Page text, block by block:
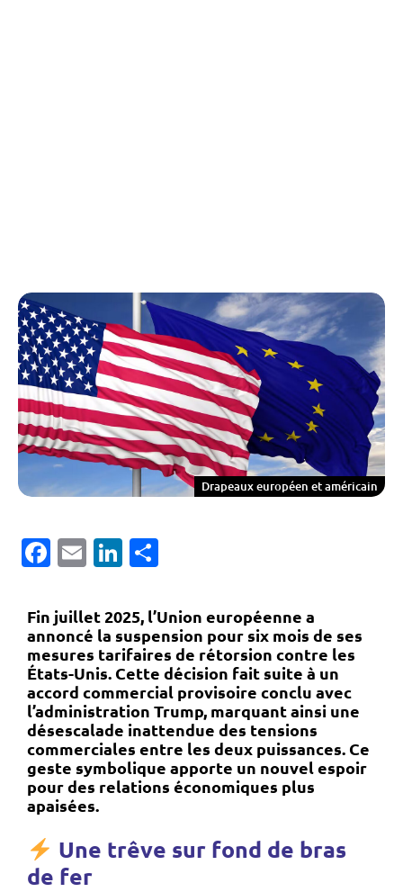
Drapeaux européen et américain
Facebook
EmailLinkedIn
Fin juillet 2025, l’Union européenne a
annoncé la suspension pour six mois de ses
mesures tarifaires de rétorsion contre les
États-Unis. Cette décision fait suite à un
accord commercial provisoire conclu avec
l’administration Trump, marquant ainsi une
désescalade inattendue des tensions
commerciales entre les deux puissances. Ce
geste symbolique apporte un nouvel espoir
pour des relations économiques plus
apaisées.
Une trêve sur fond de bras
de fer